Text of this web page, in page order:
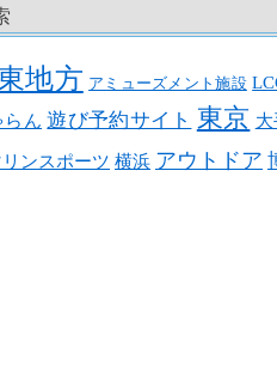
地方 アミューズメント施設
らん 遊び予約サイト 東京
リンスポーツ 横浜 アウトドア